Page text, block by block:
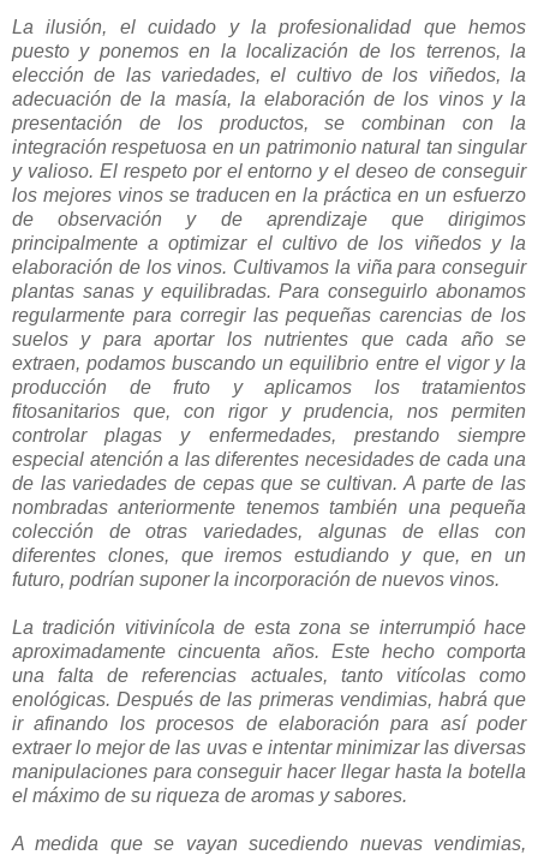
La ilusión, el cuidado y la profesionalidad que hemos
puesto y ponemos en la localización de los terrenos, la
elección de las variedades, el cultivo de los viñedos, la
adecuación de la masía, la elaboración de los vinos y la
presentación de los productos, se combinan con la
integración respetuosa en un patrimonio natural tan singular
y valioso. El respeto por el entorno y el deseo de conseguir
los mejores vinos se traducen en la práctica en un esfuerzo
de observación y de aprendizaje que dirigimos
principalmente a optimizar el cultivo de los viñedos y la
elaboración de los vinos. Cultivamos la viña para conseguir
plantas sanas y equilibradas. Para conseguirlo abonamos
regularmente para corregir las pequeñas carencias de los
suelos y para aportar los nutrientes que cada año se
extraen, podamos buscando un equilibrio entre el vigor y la
producción de fruto y aplicamos los tratamientos
fitosanitarios que, con rigor y prudencia, nos permiten
controlar plagas y enfermedades, prestando siempre
especial atención a las diferentes necesidades de cada una
de las variedades de cepas que se cultivan. A parte de las
nombradas anteriormente tenemos también una pequeña
colección de otras variedades, algunas de ellas con
diferentes clones, que iremos estudiando y que, en un
futuro, podrían suponer la incorporación de nuevos vinos.
La tradición vitivinícola de esta zona se interrumpió hace
aproximadamente cincuenta años. Este hecho comporta
una falta de referencias actuales, tanto vitícolas como
enológicas. Después de las primeras vendimias, habrá que
ir afinando los procesos de elaboración para así poder
extraer lo mejor de las uvas e intentar minimizar las diversas
manipulaciones para conseguir hacer llegar hasta la botella
el máximo de su riqueza de aromas y sabores.
A medida que se vayan sucediendo nuevas vendimias,